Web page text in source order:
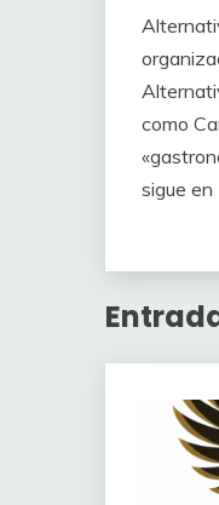
como
sigue en